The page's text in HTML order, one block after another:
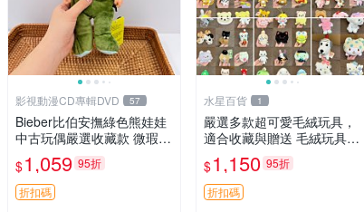
影視動漫CD專輯DVD 57
Bieber比伯安撫綠色熊娃娃
中古玩偶嚴選收藏款 微瑕輕
度使用 Bieber綠熊娃娃 中
古玩偶 微瑕
$1,059 95折
折扣碼
水星百貨 1
嚴選多款超可愛毛絨玩具，
適合收藏與贈送 毛絨玩具、
抱枕、公仔
$1,150 95折
折扣碼